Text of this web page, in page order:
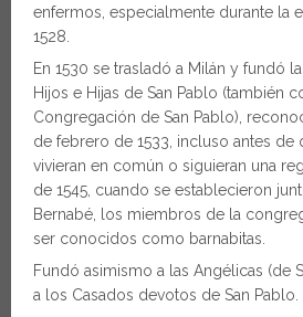
enfermos, especialmente durante la
1528.
En 1530 se trasladó a Milán y fundó
Hijos e Hijas de San Pablo (también
Congregación de San Pablo),
de febrero de 1533, incluso antes de
vivieran en común o siguieran una
de 1545, cuando se establecieron
Bernabé, los miembros de la
ser conocidos como barnabitas.
Fundó asimismo a las Angélicas (de
a los Casados devotos de San Pablo.